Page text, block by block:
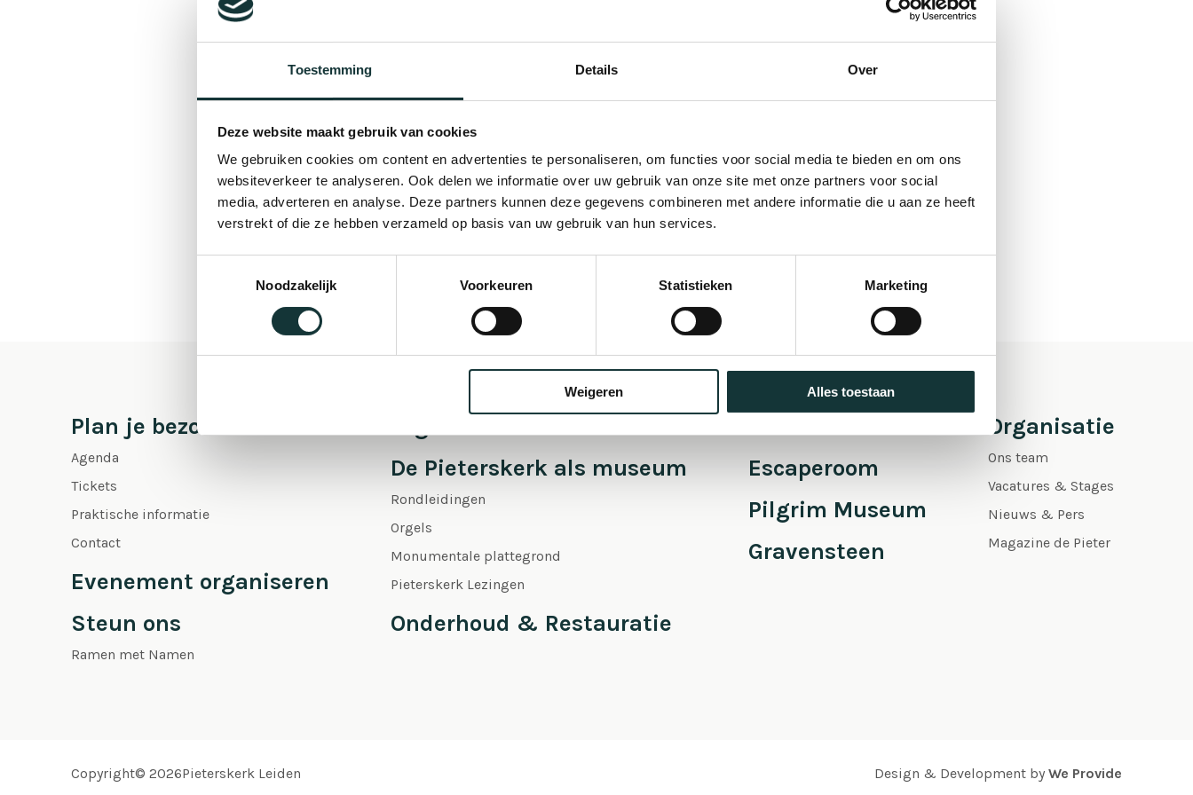
Toestemming Details Over
Deze website maakt gebruik van cookies
We gebruiken cookies om content en advertenties te personaliseren, om functies voor social media te bieden en om ons
websiteverkeer te analyseren. Ook delen we informatie over uw gebruik van onze site met onze partners voor social
media, adverteren en analyse. Deze partners kunnen deze gegevens combineren met andere informatie die u aan ze heeft
verstrekt of die ze hebben verzameld op basis van uw gebruik van hun services.
Noodzakelijk
Voorkeuren Statistieken Marketing
Weigeren Alles toestaan
Bekijk alle blogberichten
Plan je bezoek
Agenda
Tickets
Praktische informatie
Contact
Evenement organiseren
Steun ons
Ramen met Namen
De Pieterskerk als museum
Rondleidingen
Orgels
Monumentale plattegrond
Pieterskerk Lezingen
Onderhoud & Restauratie
Escaperoom
Pilgrim Museum
Gravensteen
Organisatie
Ons team
Vacatures & Stages
Nieuws & Pers
Magazine de Pieter
Copyright© 2026Pieterskerk Leiden Design & Development by We Provide